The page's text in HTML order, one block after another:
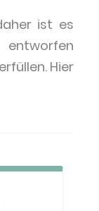
ist es
entworfen
Hier